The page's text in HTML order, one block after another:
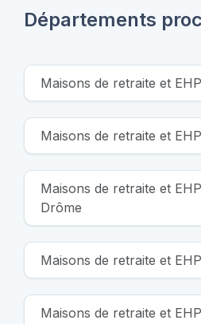
Départements
Maisons de retraite et
Maisons de retraite et
Maisons de retraite et
Drôme
Maisons de retraite et
Maisons de retraite et